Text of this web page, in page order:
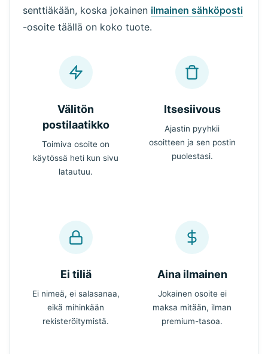
senttiäkään, koska jokainen ilmainen sähköposti
-osoite täällä on koko tuote.
Välitön
postilaatikko
Toimiva osoite on
käytössä heti kun sivu
latautuu.
Itsesiivous
Ajastin pyyhkii
osoitteen ja sen postin
puolestasi.
Ei tiliä
Ei nimeä, ei salasanaa,
eikä mihinkään
rekisteröitymistä.
Aina ilmainen
Jokainen osoite ei
maksa mitään, ilman
premium-tasoa.